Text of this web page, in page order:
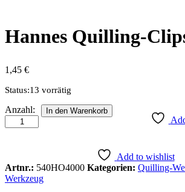
Hannes Quilling-
1,45 €
Status:13 vorrätig
Hannes
Quilling-
Clips
Anzahl
Anzahl: In den Warenkorb
Add to wishlist
Artnr.: 540HO4000 Kategorien: Quilling-
Werkzeug